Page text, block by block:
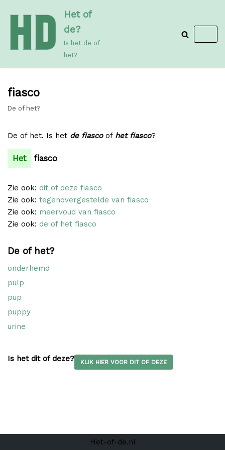
de
inhoud
Het of
de?
Is het de of
het?
fiasco
De of het?
De of het. Is het de fiascoof het fiasco?
Het fiasco
Zie ook: dit of deze fiasco
Zie ook: tegenovergestelde van fiasco
Zie ook: meervoud van fiasco
Zie ook: de of het fiasco
De of het?
onderhemd
pulp
pup
puppy
urine
Is het dit of deze? KLIK HIER VOOR DIT OF DEZE
Het-of-de.nl